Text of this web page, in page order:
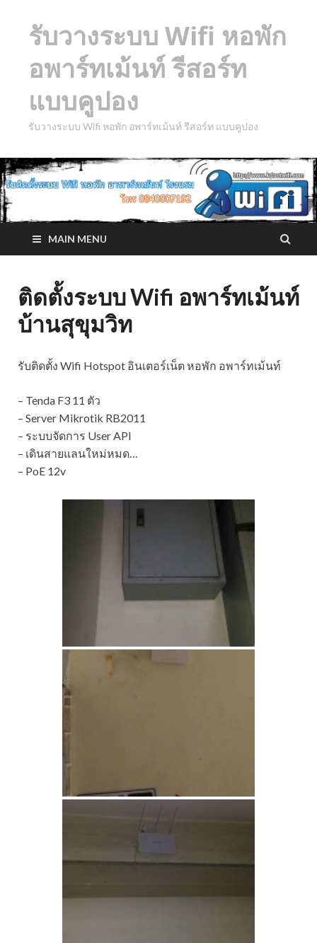
รับวางระบบ Wifi หอพัก
อพาร์ทเม้นท์ รีสอร์ท
แบบคูปอง
รับวางระบบ Wifi หอพัก อพาร์ทเม้นท์ รีสอร์ท แบบคูปอง
MAIN MENU
ติดตั้งระบบ Wifi อพาร์ทเม้นท์
บ้านสุขุมวิท
รับติดตั้ง Wifi Hotspot อินเตอร์เน็ต หอพัก อพาร์ทเม้นท์
– Tenda F3 11 ตัว
– Server Mikrotik RB2011
– ระบบจัดการ User API
– เดินสายแลนใหม่หมด…
– PoE 12v